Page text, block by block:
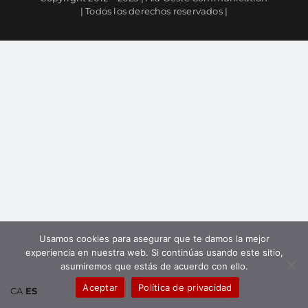
| Todos los derechos reservados |
CA ES
Usamos cookies para asegurar que te damos la mejor
experiencia en nuestra web. Si continúas usando este sitio,
asumiremos que estás de acuerdo con ello.
Aceptar
Política de privacidad